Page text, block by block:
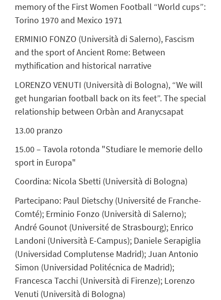
memory of the First Women Football “World cups”:
Torino 1970 and Mexico 1971
ERMINIO FONZO (Università di Salerno), Fascism
and the sport of Ancient Rome: Between
mythification and historical narrative
LORENZO VENUTI (Università di Bologna), “We will
get hungarian football back on its feet”. The special
relationship between Orbàn and Aranycsapat
13.00 pranzo
15.00 – Tavola rotonda "Studiare le memorie dello
sport in Europa"
Coordina: Nicola Sbetti (Università di Bologna)
Partecipano: Paul Dietschy (Université de Franche-
Comté); Erminio Fonzo (Università di Salerno);
André Gounot (Université de Strasbourg); Enrico
Landoni (Università E-Campus); Daniele Serapiglia
(Universidad Complutense Madrid); Juan Antonio
Simon (Universidad Politécnica de Madrid);
Francesca Tacchi (Università di Firenze); Lorenzo
Venuti (Università di Bologna)